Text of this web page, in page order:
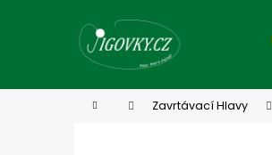
Home Zavrtávací Hlavy
Back
Back